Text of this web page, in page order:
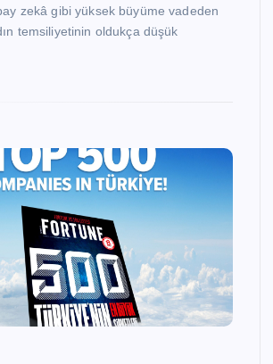
zekâ gibi yüksek büyüme vadeden
temsiliyetinin oldukça düşük